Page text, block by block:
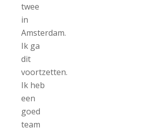
twee
in
Amsterdam.
Ik ga
dit
voortzetten.
Ik heb
een
goed
team